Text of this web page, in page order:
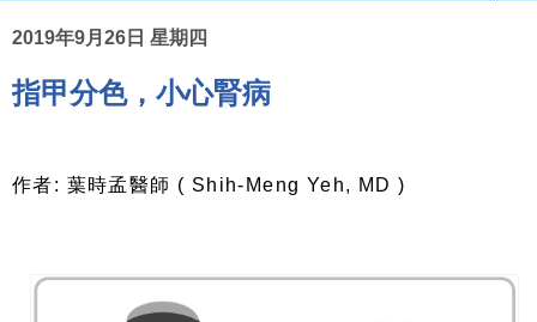
2019年9月26日 星期四
指甲分色，小心腎病
作者: 葉時孟醫師 ( Shih-Meng Yeh, MD )